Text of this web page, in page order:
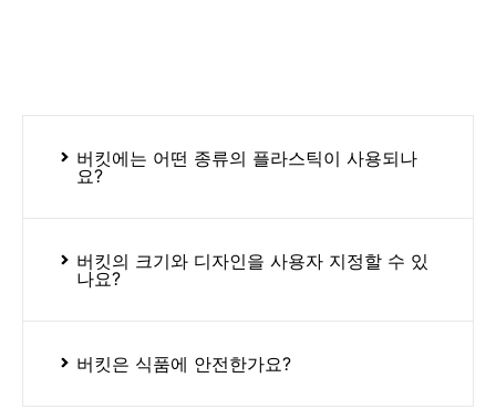
버킷에는 어떤 종류의 플라스틱이 사용되나
요?
버킷의 크기와 디자인을 사용자 지정할 수 있
나요?
버킷은 식품에 안전한가요?